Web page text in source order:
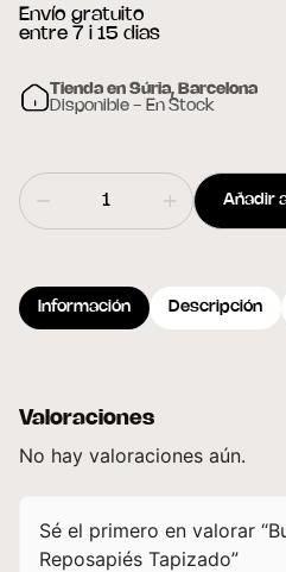
Envío gratuito
entre 7 i 15 dias
Tienda en Súria, Barcelona
Disponible - En Stock
Añadir
Información Descripción
Valoraciones
No hay valoraciones aún.
Sé el primero en valorar
Reposapiés Tapizado”